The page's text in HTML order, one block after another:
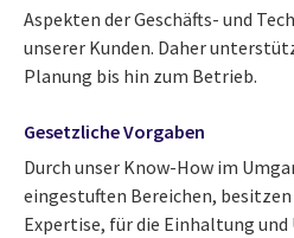
Aspekten der Geschäfts- und
unserer Kunden. Daher
Planung bis hin zum Betrieb.
Gesetzliche Vorgaben
Durch unser Know-How im
eingestuften Bereichen,
Expertise, für die Einhaltung